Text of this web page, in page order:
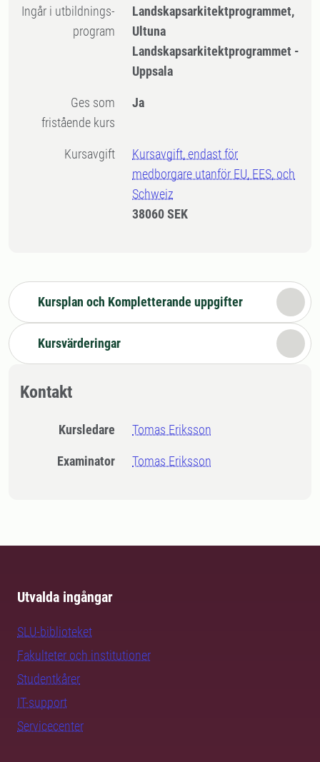
Ingår i utbildnings-
program
Landskapsarkitektprogrammet,
Ultuna
Landskapsarkitektprogrammet -
Uppsala
Ges som
fristående kurs
Ja
Kursavgift
Kursavgift, endast för
medborgare utanför EU, EES, och
Schweiz
38060 SEK
Kursplan och Kompletterande uppgifter
Kursvärderingar
Kontakt
Kursledare Tomas Eriksson
Examinator Tomas Eriksson
Utvalda ingångar
SLU-biblioteket
Fakulteter och institutioner
Studentkårer
IT-support
Servicecenter